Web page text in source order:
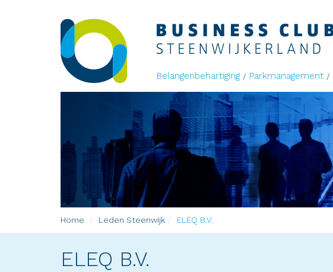
Belangenbehartiging Parkmanagement
Home Leden Steenwijk
ELEQ B.V.
ELEQ B.V.